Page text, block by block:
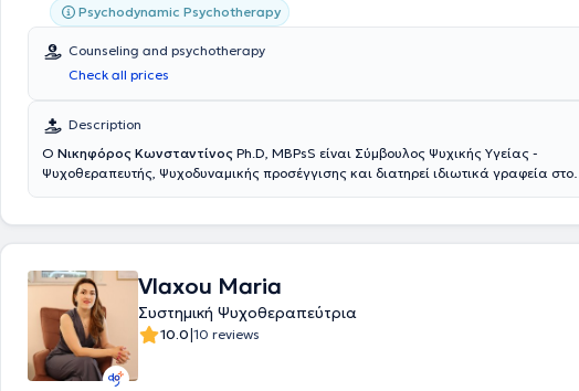
Psychodynamic Psychotherapy
Counseling and psychotherapy
Check all prices
Description
Ο Νικηφόρος Κωνσταντίνος Ph.D, MBPsS είναι Σύμβουλος Ψυχικής Υγείας -
Ψυχοθεραπευτής, Ψυχοδυναμικής προσέγγισης και διατηρεί ιδιωτικά γραφεία στο
στη Συμβουλευτική Ψυχολογία και Ψυχοθεραπεία από το Deree/American College of
Greece και μεταπτυχιακό τίτλο (M.A.) στην Πολιτική Οικονομία και στις Κοινωνικές
Δομές από το New School for Social Research στη Νέα Υόρκη. Έχει εξειδικευτεί στη
διαχείριση άγχους, θυμού και συγκρούσεων, την αναζήτηση ταυτότητας και
αυτοεκτίμησης και τη λύση προβλημάτων στις διαπροσωπικές σχέσεις (οικογένεια,
εργασιακό περιβάλλον, προσωπικές σχέσεις). Εχει κάνει έρευνα πάνω στη
Vlaxou Maria
Συστημική Ψυχοθεραπεύτρια
10.0|10 reviews